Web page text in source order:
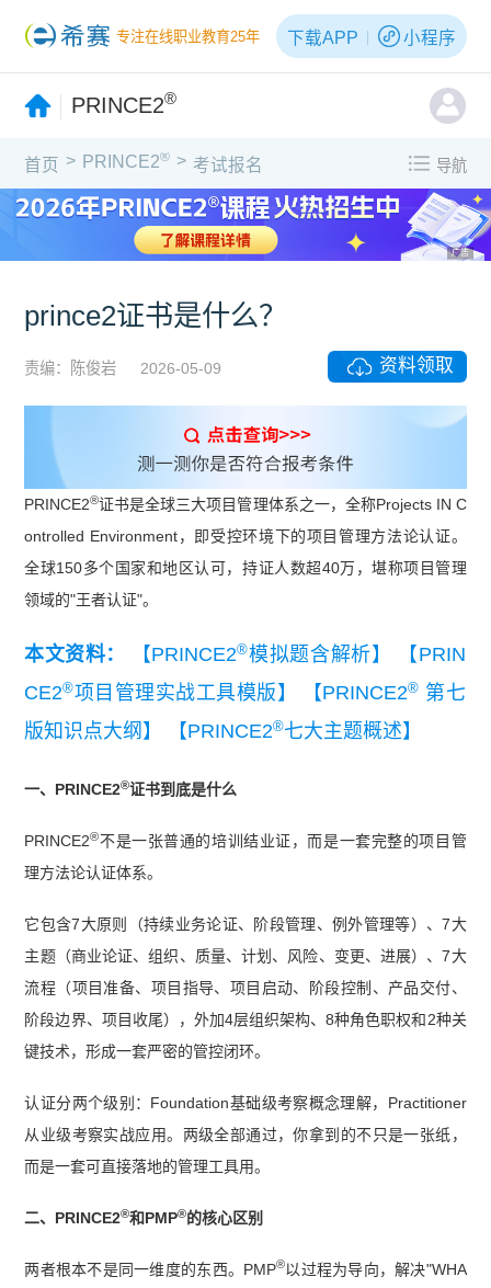
专注在线职业教育25年 下载APP 小程序
PRINCE2®
首页 > PRINCE2® > 考试报名 导航
广告
prince2证书是什么？
责编：陈俊岩 2026-05-09 资料领取
PRINCE2®证书是全球三大项目管理体系之一，全称Projects IN C
ontrolled Environment，即受控环境下的项目管理方法论认证。
全球150多个国家和地区认可，持证人数超40万，堪称项目管理
领域的"王者认证"。
本文资料： 【PRINCE2®模拟题含解析】
【PRIN
CE2®项目管理实战工具模版】 【PRINCE2® 第七
版知识点大纲】
【PRINCE2®七大主题概述】
一、PRINCE2®证书到底是什么
PRINCE2®不是一张普通的培训结业证，而是一套完整的项目管
理方法论认证体系。
它包含7大原则（持续业务论证、阶段管理、例外管理等）、7大
主题（商业论证、组织、质量、计划、风险、变更、进展）、7大
流程（项目准备、项目指导、项目启动、阶段控制、产品交付、
阶段边界、项目收尾），外加4层组织架构、8种角色职权和2种关
键技术，形成一套严密的管控闭环。
认证分两个级别：Foundation基础级考察概念理解，Practitioner
从业级考察实战应用。两级全部通过，你拿到的不只是一张纸，
而是一套可直接落地的管理工具用。
二、PRINCE2®和PMP®的核心区别
两者根本不是同一维度的东西。PMP®以过程为导向，解决"WHA